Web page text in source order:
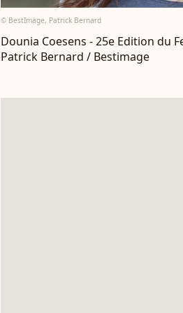
© BestImage, Patrick Bernard
Dounia Coesens - 25e Edition du
Patrick Bernard / Bestimage